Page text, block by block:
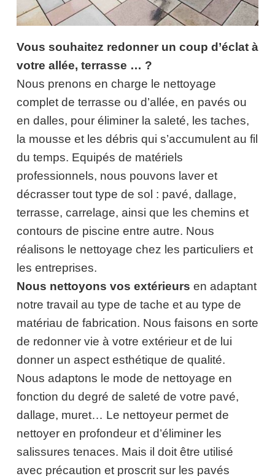
Vous souhaitez redonner un coup d’éclat à
votre allée, terrasse … ?
Nous prenons en charge le nettoyage
complet de terrasse ou d’allée, en pavés ou
en dalles, pour éliminer la saleté, les taches,
la mousse et les débris qui s’accumulent au fil
du temps. Equipés de matériels
professionnels, nous pouvons laver et
décrasser tout type de sol : pavé, dallage,
terrasse, carrelage, ainsi que les chemins et
contours de piscine entre autre. Nous
réalisons le nettoyage chez les particuliers et
les entreprises.
Nous nettoyons vos extérieurs en adaptant
notre travail au type de tache et au type de
matériau de fabrication. Nous faisons en sorte
de redonner vie à votre extérieur et de lui
donner un aspect esthétique de qualité.
Nous adaptons le mode de nettoyage en
fonction du degré de saleté de votre pavé,
dallage, muret… Le nettoyeur permet de
nettoyer en profondeur et d’éliminer les
salissures tenaces. Mais il doit être utilisé
avec précaution et proscrit sur les pavés